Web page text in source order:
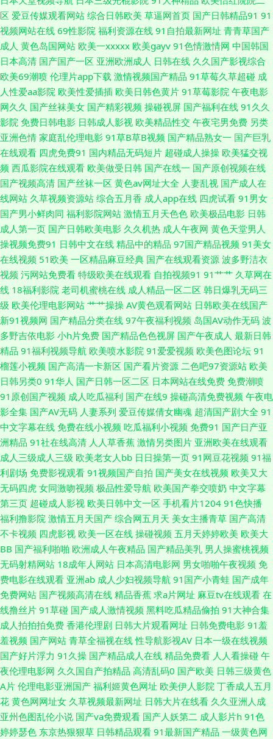
婷婷五月天久久 亚洲欧洲日本无码 91五月天传媒 日韩天美成人 在线观看a
网站 91偷窥视频 超碰成人电影 国内精品一二 免费上网看AV 青青久久香蕉
色色国产传媒 亚洲区bt国产 超碰玖玖 国产网址p 久热精品在线 欧美大片aa
在线 人人吊夜夜操 午夜操B影院 91视频在线网址 av网站观看 国产美女在线
播放 欧美黑人大吊视频 超碰操逼逼网 久久午夜无码视频 日韩色情激情 韩国
理论av电影 人妖ts网址 色婷婷综合资源网 午夜影院男人天堂 99热色 狠狠干
男人的天堂 欧美日韩群交 微拍国产 伊人成人自拍 97色资源 成人板91 WWW
成人剧场 四虎日韩色图 影音先锋亚州精品 超碰色导航 韩国中文av无码 欧美
成人福利社 午夜另类成人AV 成人超碰在线观看 人人澡精品超碰 91视频免费
的 欧美色图五月天 久草精品在线国产 日本香蕉网 午夜男人电影A片 91豆花
久久 超碰人人96 极品白丝在线观看 少妇人妻影院 中文1区 AV天堂电影院 青
草视屏 亚洲欧美日韩簧片 91免费国视频 A片日韩 福利黄色 黄色美女视频 欧
美天天激情 午夜社区 97超超碰 成人黄色网 国产专区 另类亚洲色图 人妖性
生活片 性爱一级视频巨乳 91手机在线视频 国产精品传媒1 欧美精品综合 天
美传媒69成人 在线观看阿V 91尤物在线探花 日韩福利 亚洲天堂官方网站 91
最新视频 超碰人人肏 伦理片儿 瑟瑟五月天婷婷 91社在线看 超碰97人妻 黄
色网上站观看 欧美午夜www 天堂逼色 中文字幕日本五区 97国产在线观看
福利址老司机选集 国产久久区 欧美一级性爱a片 午夜少妇无 91新片 成人精
品免费网 黄色片网站 男人的天堂网页 日韩精品国产精品 亚洲另类春色小说
传媒91啪啪 玖玖在线视频 日韩在线97 91九色熟女泻火 www性爱AV 国内自
拍论理 美女AA片 日韩欧美网 av天堂色影 韩国成人A级av 人人射人人妻 91
爱网国产探花 福利人AV 久草视频福利在线 人妖伪娘在线播放 91成人入口
不卡综合21 国产性交A片 蜜桃九九 伊人久久免费 www欧美com 国产精品久
久99 老湿Ⅹ看 日本特黄视频 香蕉自拍网 91瑟瑟 草莓视频18在线 海角福利
区 爱豆传媒观看网站 综合日韩欧美 草逼网首页 国产日韩精品91 91
视频网站在线 69性影院 福利资源在线 91自拍最新网址 青青草国产
成人 黄色岛国网站 欧美一xxxxx 欧美gayv 91色情激情网 中国韩国
日本高清 国产国产一区 亚洲欧洲成人 日韩在线 久久国产影视综合
欧美69潮喷 伦理片app下载 激情视频国产精品 91草莓久草超碰 成
人性爱aa影院 欧美性爱插插 欧美日韩色黄片 91草莓影院 午夜电影
网久久 国产丝袜美女 国产精彩视频 操碰视屏 国产福利在线 91久久
影院 免费日韩电影 日韩成人影视 欧美精品性交 午夜宅男免费 另类
亚洲色情 家庭乱伦理电影 91草B草B视频 国产精品熟女一 国产巨乳
在线观看 四虎免费91 国内精品无码短片 超碰成人操操 欧美猛交视
频 西瓜影院在线观看 欧美做受日韩 国产在线一 国产原创视频在线
国产视频高清 国产丝袜一区 黄色av网址大全 人妻乱视 国产成人在
线网站 久草视频资源站 综合五月香 成人app在线 四虎试看 91男女
国产男小鲜肉同 福利影院网站 激情五月天色色 欧美极品电影 日韩
成人第一页 国产日韩欧美电影 久久机热 成人午夜网 黄色天堂男人
操视频免费91 日韩中文在线 精品中的精品 97国产精品视频 91美女
在线视频 51欧美 一区精品麻豆经典 国产在线观看资源 波多野洁衣
视频 污网站免费看 特级欧美在线观看 自拍视频91 91艹艹 久草网在
线 18福利影院 老司机蜜桃在线 成人精品一区二区 韩日爆乳无码三
级 欧美伦理电影网站 艹艹操操 AV黄色观看网站 日韩欧美在线国产
新91视频网 国产精品分类在线 97午夜福利视频 岛国AV动作无码 波
多野吉依电影 小h片免费 国产精品色色视屏 国产午夜成人 最新日韩
精品 91福利视频导航 欧美喷水影院 91爱爱视频 欧美色图论坛 91
榴莲小视频 国产高清一卡新区 国产看片资源 二色吧97资源站 欧美
日韩另类0 91华人 国产日韩一区二区 日本网站在线免费 免费潮喷
91原创国产视频 成人吃瓜福利 国产在线9 操碰高清免费视频 午夜电
影全集 国产AV无码 人妻系列 爱豆传媒倩女幽魂 超清国产剧大全 91
中文字幕在线 免费在线小视频 吃瓜福利小视频 免费91 国产日产亚
洲精品 91社在线高清 人人草香蕉 激情另类图片 亚洲欧美在线观看
成人三级成人三级 欧美老女人bb 日日操第一页 91网豆花视频 91福
利剧场 免费影视观看 91视频国产自拍 国产美女在线视频 欧美又大
无码四虎 女同激吻视频 极品性爱导航 欧美国产拳交喷奶 中文字幕
第三页 超碰成人影视 欧美日韩中文一区 手机看片1204 91色快播
福利撸影院 激情五月天国产 综合网五月天 美女主播青草 国产高清
不卡视频 四虎影视 欧美一区在线 操碰视频 五月天婷婷欧美 欧美大
BB 国产福利啪啪 欧洲成人午夜精品 国产精品美乳 男人操蜜桃视频
无码射精网站 18成年人网站 日本高清电影网 男女啪啪午夜视频 免
费电影在线观看 亚洲ab 成人少妇视频导航 91国产小青蛙 国产成年
免费网站 国产视频高清在线 精品香蕉 求a片网址 麻豆tv在线观看 在
线撸丝片 91草碰 国产成人激情视频 黑料吃瓜精品偷拍 91大神合集
成人拍拍拍免费 香港伦理剧 日韩大片观看网址 日韩免费电影 91羞
羞视频 国产网站 青草全福视在线 性导航影视AV 日本一级在线视频
国产好片浮力 91久操 国产精品成人在线 精品免费看 人人看操碰 午
夜伦理电影网 久久国自产拍精品 高清乱码0 国产欧美 日韩三级黄色
A片 伦理电影亚洲国产 福利姬黄色网址 欧美伊人影院 丁香成人五月
花 黄色网网址女 久草视频最新网址 日韩大片在线看 久久亚洲人成
亚州色图乱伦小说 国产va免费观看 国产人妖第二 成人影片h 91色
婷婷瑟色 东京热狠狠草 日韩精品观看 91最新国产精品 一级黄色网